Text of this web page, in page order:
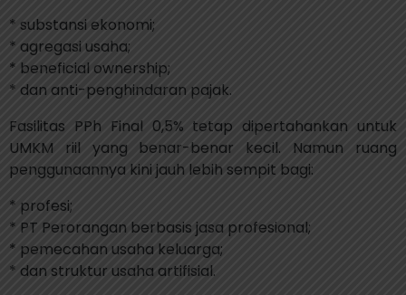
* substansi ekonomi;
* agregasi usaha;
* beneficial ownership;
* dan anti-penghindaran pajak.
Fasilitas PPh Final 0,5% tetap dipertahankan untuk
UMKM riil yang benar-benar kecil. Namun ruang
penggunaannya kini jauh lebih sempit bagi:
* profesi;
* PT Perorangan berbasis jasa profesional;
* pemecahan usaha keluarga;
* dan struktur usaha artifisial.